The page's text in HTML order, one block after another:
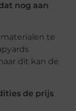
nog aan
te
dit kan de
de prijs